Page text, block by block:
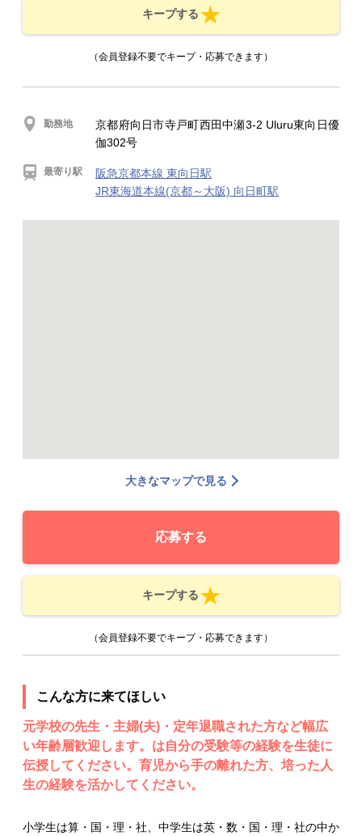
キープする
（会員登録不要でキープ・応募できます）
勤務地
京都府向日市寺戸町西田中瀬3-2 Uluru東向日優
伽302号
最寄り駅
阪急京都本線 東向日駅
JR東海道本線(京都～大阪) 向日町駅
大きなマップで見る
応募する
キープする
（会員登録不要でキープ・応募できます）
こんな方に来てほしい
元学校の先生・主婦(夫)・定年退職された方など幅広
い年齢層歓迎します。は自分の受験等の経験を生徒に
伝授してください。育児から手の離れた方、培った人
生の経験を活かしてください。
小学生は算・国・理・社、中学生は英・数・国・理・社の中か